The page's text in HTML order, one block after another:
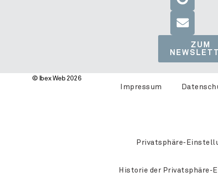
ZUM
© Ibex Web 2026
Impressum
Privatsphäre-
Historie der Privatsphäre-